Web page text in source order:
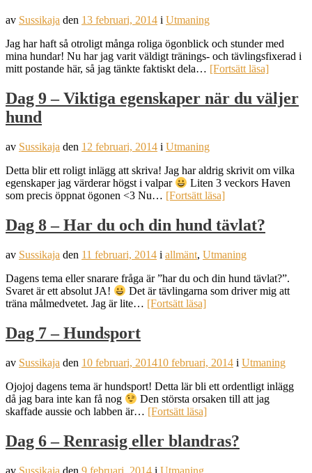
av Sussikaja den 13 februari, 2014 i Utmaning
Jag har haft så otroligt många roliga ögonblick och stunder med
mina hundar! Nu har jag varit väldigt tränings- och tävlingsfixerad i
mitt postande här, så jag tänkte faktiskt dela… [Fortsätt läsa]
Dag 9 – Viktiga egenskaper när du väljer
hund
av Sussikaja den 12 februari, 2014 i Utmaning
Detta blir ett roligt inlägg att skriva! Jag har aldrig skrivit om vilka
egenskaper jag värderar högst i valpar
Liten 3 veckors Haven
som precis öppnat ögonen <3 Nu… [Fortsätt läsa]
Dag 8 – Har du och din hund tävlat?
av Sussikaja den 11 februari, 2014 i allmänt, Utmaning
Dagens tema eller snarare fråga är ”har du och din hund tävlat?”.
Svaret är ett absolut JA!
Det är tävlingarna som driver mig att
träna målmedvetet. Jag är lite… [Fortsätt läsa]
Dag 7 – Hundsport
av Sussikaja den 10 februari, 201410 februari, 2014 i Utmaning
Ojojoj dagens tema är hundsport! Detta lär bli ett ordentligt inlägg
då jag bara inte kan få nog
Den största orsaken till att jag
skaffade aussie och labben är… [Fortsätt läsa]
Dag 6 – Renrasig eller blandras?